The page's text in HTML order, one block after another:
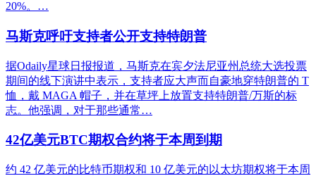
20%。…
马斯克呼吁支持者公开支持特朗普
据Odaily星球日报报道，马斯克在宾夕法尼亚州总统大选投票
期间的线下演讲中表示，支持者应大声而自豪地穿特朗普的 T
恤，戴 MAGA 帽子，并在草坪上放置支持特朗普/万斯的标
志。他强调，对于那些通常…
42亿美元BTC期权合约将于本周到期
约 42 亿美元的比特币期权和 10 亿美元的以太坊期权将于本周